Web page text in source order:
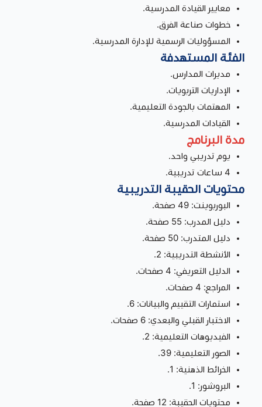
معايير القيادة المدرسية.
خطوات صناعة الفرق.
المسؤوليات الرسمية للإدارة المدرسية.
الفئة المستهدفة
مديرات المدارس.
الإداريات التربويات.
المهتمات بالجودة التعليمية.
القيادات المدرسية.
مدة البرنامج
يوم تدريبي واحد.
4 ساعات تدريبية.
محتويات الحقيبة التدريبية
البوربوينت: 49 صفحة.
دليل المدرب: 55 صفحة.
دليل المتدرب: 50 صفحة.
الأنشطة التدريبية: 2.
الدليل التعريفي: 4 صفحات.
المراجع: 4 صفحات.
استمارات التقييم والبيانات: 6.
الاختبار القبلي والبعدي: 6 صفحات.
الفيديوهات التعليمية: 2.
الصور التعليمية: 39.
الخرائط الذهنية: 1.
البروشور: 1.
محتويات الحقيبة: 12 صفحة.